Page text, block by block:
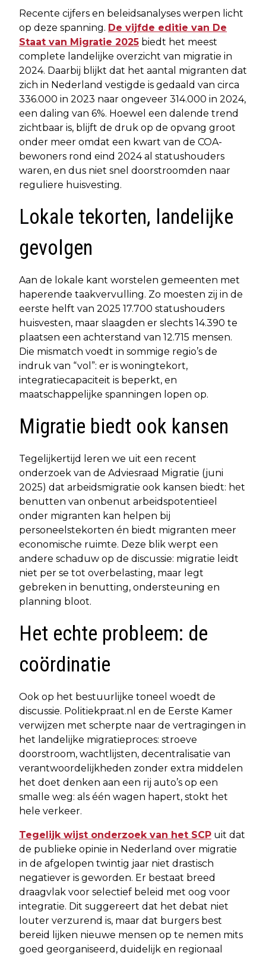
Recente cijfers en beleidsanalyses werpen licht
op deze spanning. De vijfde editie van De
Staat van Migratie 2025 biedt het meest
complete landelijke overzicht van migratie in
2024. Daarbij blijkt dat het aantal migranten dat
zich in Nederland vestigde is gedaald van circa
336.000 in 2023 naar ongeveer 314.000 in 2024,
een daling van 6%. Hoewel een dalende trend
zichtbaar is, blijft de druk op de opvang groot
onder meer omdat een kwart van de COA-
bewoners rond eind 2024 al statushouders
waren, en dus niet snel doorstroomden naar
reguliere huisvesting.
Lokale tekorten, landelijke
gevolgen
Aan de lokale kant worstelen gemeenten met
haperende taakvervulling. Zo moesten zij in de
eerste helft van 2025 17.700 statushouders
huisvesten, maar slaagden er slechts 14.390 te
plaatsen een achterstand van 12.715 mensen.
Die mismatch voedt in sommige regio’s de
indruk van “vol”: er is woningtekort,
integratiecapaciteit is beperkt, en
maatschappelijke spanningen lopen op.
Migratie biedt ook kansen
Tegelijkertijd leren we uit een recent
onderzoek van de Adviesraad Migratie (juni
2025) dat arbeidsmigratie ook kansen biedt: het
benutten van onbenut arbeidspotentieel
onder migranten kan helpen bij
personeelstekorten én biedt migranten meer
economische ruimte. Deze blik werpt een
andere schaduw op de discussie: migratie leidt
niet per se tot overbelasting, maar legt
gebreken in benutting, ondersteuning en
planning bloot.
Het echte probleem: de
coördinatie
Ook op het bestuurlijke toneel woedt de
discussie. Politiekpraat.nl en de Eerste Kamer
verwijzen met scherpte naar de vertragingen in
het landelijke migratieproces: stroeve
doorstroom, wachtlijsten, decentralisatie van
verantwoordelijkheden zonder extra middelen
het doet denken aan een rij auto’s op een
smalle weg: als één wagen hapert, stokt het
hele verkeer.
Tegelijk wijst onderzoek van het SCP uit dat
de publieke opinie in Nederland over migratie
in de afgelopen twintig jaar niet drastisch
negatiever is geworden. Er bestaat breed
draagvlak voor selectief beleid met oog voor
integratie. Dit suggereert dat het debat niet
louter verzurend is, maar dat burgers best
bereid lijken nieuwe mensen op te nemen mits
goed georganiseerd, duidelijk en regionaal